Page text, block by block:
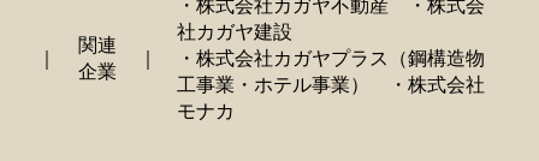
関連
企業
・株式会社カガヤ不動産 ・株式会
社カガヤ建設
・株式会社カガヤプラス（鋼構造物
工事業・ホテル事業） ・株式会社
モナカ